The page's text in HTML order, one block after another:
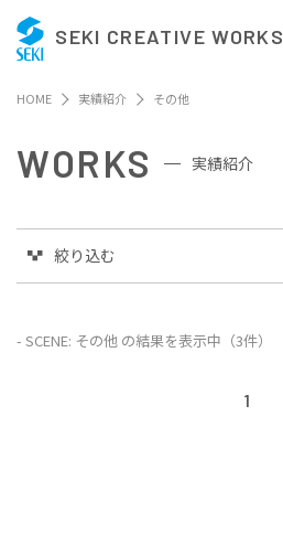
SEKI CREATIVE WORKS
HOME 実績紹介 その他
WORKS 実績紹介
絞り込む
- SCENE: その他 の結果を表示中（3件）
1